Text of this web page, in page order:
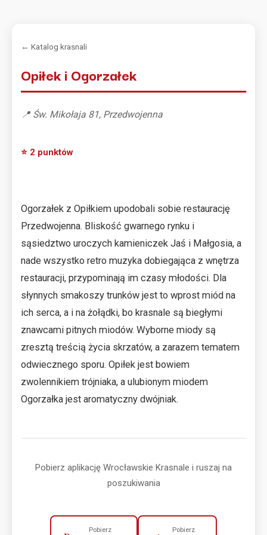
← Katalog krasnali
Opiłek i Ogorzałek
📍 Św. Mikołaja 81, Przedwojenna
⭐ 2 punktów
Ogorzałek z Opiłkiem upodobali sobie restaurację
Przedwojenna. Bliskość gwarnego rynku i
sąsiedztwo uroczych kamieniczek Jaś i Małgosia, a
nade wszystko retro muzyka dobiegająca z wnętrza
restauracji, przypominają im czasy młodości. Dla
słynnych smakoszy trunków jest to wprost miód na
ich serca, a i na żołądki, bo krasnale są biegłymi
znawcami pitnych miodów. Wyborne miody są
zresztą treścią życia skrzatów, a zarazem tematem
odwiecznego sporu. Opiłek jest bowiem
zwolennikiem trójniaka, a ulubionym miodem
Ogorzałka jest aromatyczny dwójniak.
Pobierz aplikację Wrocławskie Krasnale i ruszaj na
poszukiwania
Pobierz Pobierz